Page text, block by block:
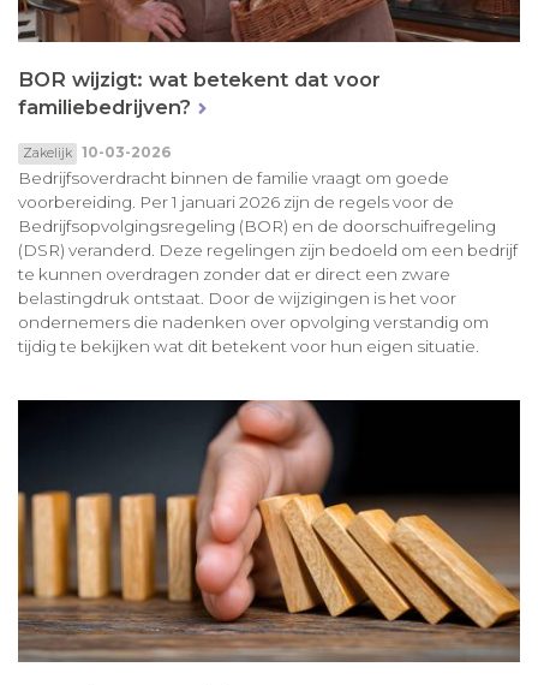
BOR wijzigt: wat betekent dat voor
familiebedrijven?
Zakelijk 10-03-2026
Bedrijfsoverdracht binnen de familie vraagt om goede
voorbereiding. Per 1 januari 2026 zijn de regels voor de
Bedrijfsopvolgingsregeling (BOR) en de doorschuifregeling
(DSR) veranderd. Deze regelingen zijn bedoeld om een bedrijf
te kunnen overdragen zonder dat er direct een zware
belastingdruk ontstaat. Door de wijzigingen is het voor
ondernemers die nadenken over opvolging verstandig om
tijdig te bekijken wat dit betekent voor hun eigen situatie.